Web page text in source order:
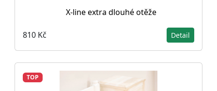
X-line extra dlouhé otěže
810 Kč Detail
TOP